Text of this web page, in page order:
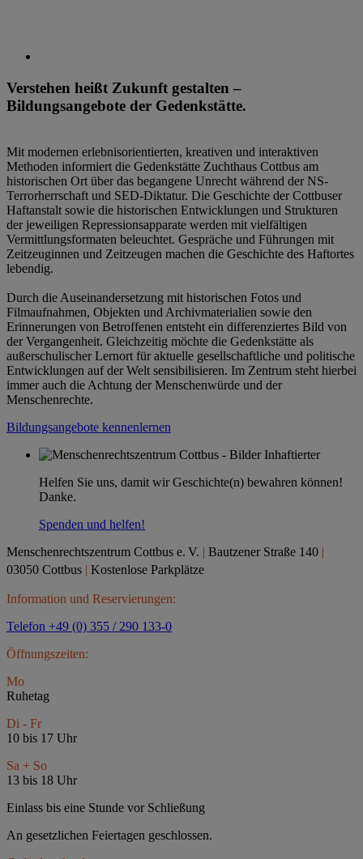
Verstehen heißt Zukunft gestalten –
Bildungsangebote der Gedenkstätte.
Mit modernen erlebnisorientierten, kreativen und interaktiven
Methoden informiert die Gedenkstätte Zuchthaus Cottbus am
historischen Ort über das begangene Unrecht während der NS-
Terrorherrschaft und SED-Diktatur. Die Geschichte der Cottbuser
Haftanstalt sowie die historischen Entwicklungen und Strukturen
der jeweiligen Repressionsapparate werden mit vielfältigen
Vermittlungsformaten beleuchtet. Gespräche und Führungen mit
Zeitzeuginnen und Zeitzeugen machen die Geschichte des Haftortes
lebendig.
Durch die Auseinandersetzung mit historischen Fotos und
Filmaufnahmen, Objekten und Archivmaterialien sowie den
Erinnerungen von Betroffenen entsteht ein differenziertes Bild von
der Vergangenheit. Gleichzeitig möchte die Gedenkstätte als
außerschulischer Lernort für aktuelle gesellschaftliche und politische
Entwicklungen auf der Welt sensibilisieren. Im Zentrum steht hierbei
immer auch die Achtung der Menschenwürde und der
Menschenrechte.
Bildungsangebote kennenlernen
Helfen Sie uns, damit wir Geschichte(n) bewahren können!
Danke.
Spenden und helfen!
Menschenrechtszentrum Cottbus e. V. | Bautzener Straße 140 |
03050 Cottbus | Kostenlose Parkplätze
Information und Reservierungen:
Telefon +49 (0) 355 / 290 133-0
Öffnungszeiten:
Mo
Ruhetag
Di - Fr
10 bis 17 Uhr
Sa + So
13 bis 18 Uhr
Einlass bis eine Stunde vor Schließung
An gesetzlichen Feiertagen geschlossen.